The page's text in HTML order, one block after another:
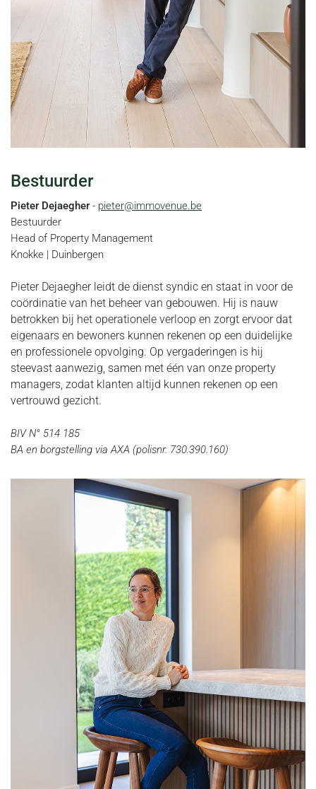
Bestuurder
Pieter Dejaegher - pieter@immovenue.be
Bestuurder
Head of Property Management
Knokke | Duinbergen
Pieter Dejaegher leidt de dienst syndic en staat in voor de
coördinatie van het beheer van gebouwen. Hij is nauw
betrokken bij het operationele verloop en zorgt ervoor dat
eigenaars en bewoners kunnen rekenen op een duidelijke
en professionele opvolging. Op vergaderingen is hij
steevast aanwezig, samen met één van onze property
managers, zodat klanten altijd kunnen rekenen op een
vertrouwd gezicht.
BIV N° 514 185
BA en borgstelling via AXA (polisnr. 730.390.160)